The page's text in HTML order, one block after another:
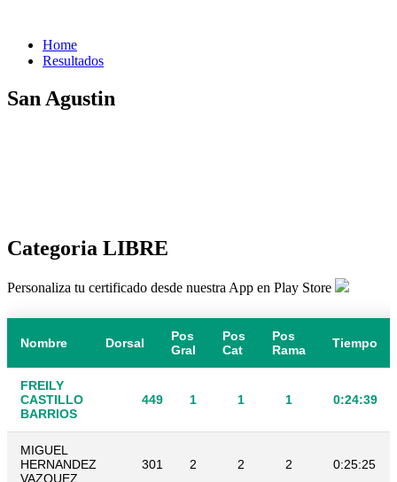
Home
Resultados
San Agustin
Categoria LIBRE
Personaliza tu certificado desde nuestra App en Play Store
Nombre Dorsal
Pos
Gral
Pos
Cat
Pos
Rama
Tiempo
FREILY
CASTILLO
BARRIOS
449 1 1 1 0:24:39
MIGUEL
HERNANDEZ
VAZQUEZ
301 2 2 2 0:25:25